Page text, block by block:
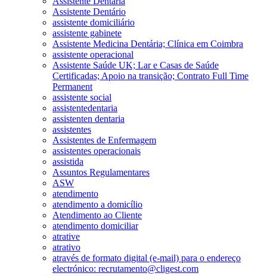
Assistente Dentário
assistente domiciliário
assistente gabinete
Assistente Medicina Dentária; Clínica em Coimbra
assistente operacional
Assistente Saúde UK; Lar e Casas de Saúde
Certificadas; Apoio na transição; Contrato Full Time
Permanent
assistente social
assistentedentaria
assistenten dentaria
assistentes
Assistentes de Enfermagem
assistentes operacionais
assistida
Assuntos Regulamentares
ASW
atendimento
atendimento a domicílio
Atendimento ao Cliente
atendimento domiciliar
atrative
atrativo
através de formato digital (e-mail) para o endereço
electrónico: recrutamento@cligest.com